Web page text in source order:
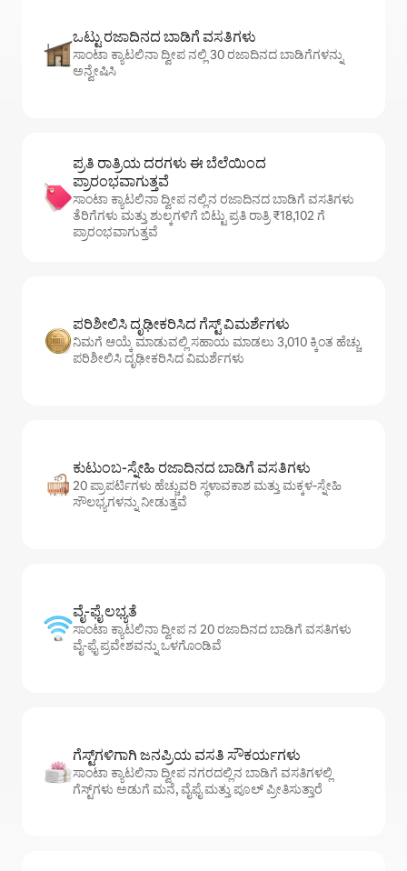
ಒಟ್ಟು ರಜಾದಿನದ ಬಾಡಿಗೆ ವಸತಿಗಳು
ಸಾಂಟಾ ಕ್ಯಾಟಲಿನಾ ದ್ವೀಪ ನಲ್ಲಿ 30 ರಜಾದಿನದ ಬಾಡಿಗೆಗಳನ್ನು
ಅನ್ವೇಷಿಸಿ
ಪ್ರತಿ ರಾತ್ರಿಯ ದರಗಳು ಈ ಬೆಲೆಯಿಂದ
ಪ್ರಾರಂಭವಾಗುತ್ತವೆ
ಸಾಂಟಾ ಕ್ಯಾಟಲಿನಾ ದ್ವೀಪ ನಲ್ಲಿನ ರಜಾದಿನದ ಬಾಡಿಗೆ ವಸತಿಗಳು
ತೆರಿಗೆಗಳು ಮತ್ತು ಶುಲ್ಕಗಳಿಗೆ ಬಿಟ್ಟು ಪ್ರತಿ ರಾತ್ರಿ ₹18,102 ಗೆ
ಪ್ರಾರಂಭವಾಗುತ್ತವೆ
ಪರಿಶೀಲಿಸಿ ದೃಢೀಕರಿಸಿದ ಗೆಸ್ಟ್ ವಿಮರ್ಶೆಗಳು
ನಿಮಗೆ ಆಯ್ಕೆ ಮಾಡುವಲ್ಲಿ ಸಹಾಯ ಮಾಡಲು 3,010 ಕ್ಕಿಂತ ಹೆಚ್ಚು
ಪರಿಶೀಲಿಸಿ ದೃಢೀಕರಿಸಿದ ವಿಮರ್ಶೆಗಳು
ಕುಟುಂಬ-ಸ್ನೇಹಿ ರಜಾದಿನದ ಬಾಡಿಗೆ ವಸತಿಗಳು
20 ಪ್ರಾಪರ್ಟಿಗಳು ಹೆಚ್ಚುವರಿ ಸ್ಥಳಾವಕಾಶ ಮತ್ತು ಮಕ್ಕಳ-ಸ್ನೇಹಿ
ಸೌಲಭ್ಯಗಳನ್ನು ನೀಡುತ್ತವೆ
ವೈ-ಫೈ ಲಭ್ಯತೆ
ಸಾಂಟಾ ಕ್ಯಾಟಲಿನಾ ದ್ವೀಪ ನ 20 ರಜಾದಿನದ ಬಾಡಿಗೆ ವಸತಿಗಳು
ವೈ-ಫೈ ಪ್ರವೇಶವನ್ನು ಒಳಗೊಂಡಿವೆ
ಗೆಸ್ಟ್‌ಗಳಿಗಾಗಿ ಜನಪ್ರಿಯ ವಸತಿ ಸೌಕರ್ಯಗಳು
ಸಾಂಟಾ ಕ್ಯಾಟಲಿನಾ ದ್ವೀಪ ನಗರದಲ್ಲಿನ ಬಾಡಿಗೆ ವಸತಿಗಳಲ್ಲಿ
ಗೆಸ್ಟ್‌ಗಳು ಅಡುಗೆ ಮನೆ, ವೈಫೈ ಮತ್ತು ಪೂಲ್ ಪ್ರೀತಿಸುತ್ತಾರೆ